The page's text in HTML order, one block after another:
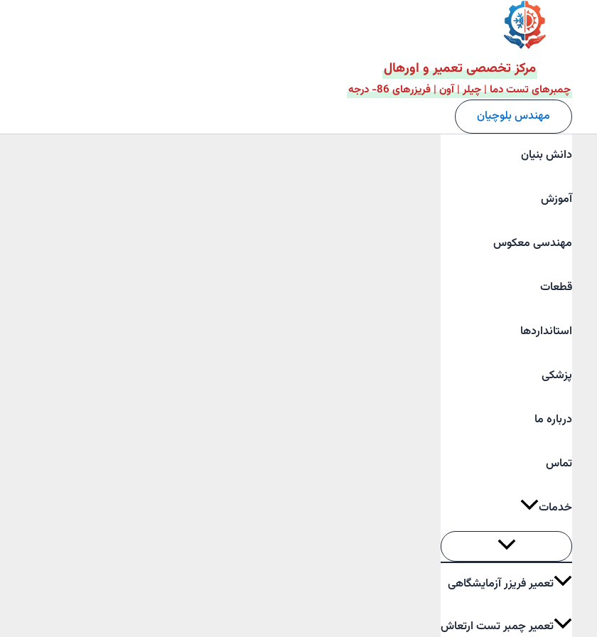
مرکز تخصصی تعمیر و اورهال
چمبرهای تست دما | چیلر | آون | فریزرهای 86- درجه
مهندس بلوچیان
دانش بنیان
آموزش
مهندسی معکوس
قطعات
استانداردها
پزشکی
درباره ما
تماس
خدمات
تعمیر فریزر آزمایشگاهی
تعمیر چمبر تست ارتعاش